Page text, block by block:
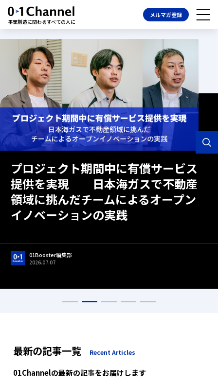
事業創造に関わるすべての人に
メルマガ登録
01Booster編集部
2026.05.01
プロジェクト期間中に有償サービス
提供を実現 日本海ガスで不動産
領域に挑んだチームによるオープン
イノベーションの実践
01Booster編集部
2026.07.07
01Booster編集部
2026.05.13
01Booster編集部
2026.05.01
最新の記事一覧 Recent Articles
01Channelの最新の記事をお届けします